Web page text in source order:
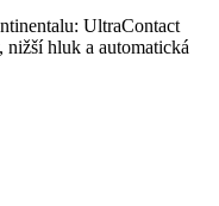
UltraContact
hluk a automatická